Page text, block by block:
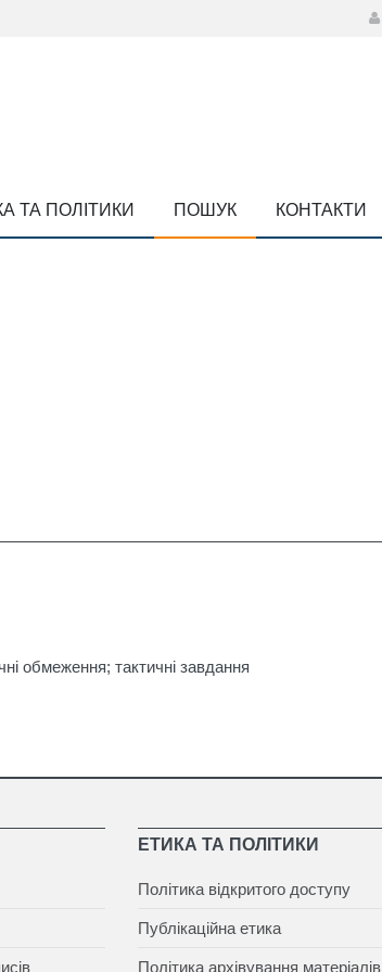
ТА ПОЛІТИКИ ПОШУК КОНТАКТИ
обмеження; тактичні завдання
ЕТИКА ТА ПОЛІТИКИ
Політика відкритого доступу
Публікаційна етика
Політика архівування матеріалів